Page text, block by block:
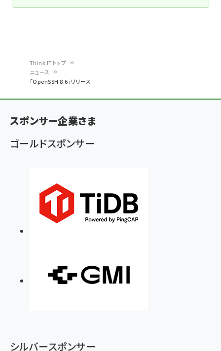
ン
く
ず
Think ITトップ
ニュース
「OpenSSH 8.6」リリース
スポンサー企業さま
ゴールドスポンサー
シルバースポンサー